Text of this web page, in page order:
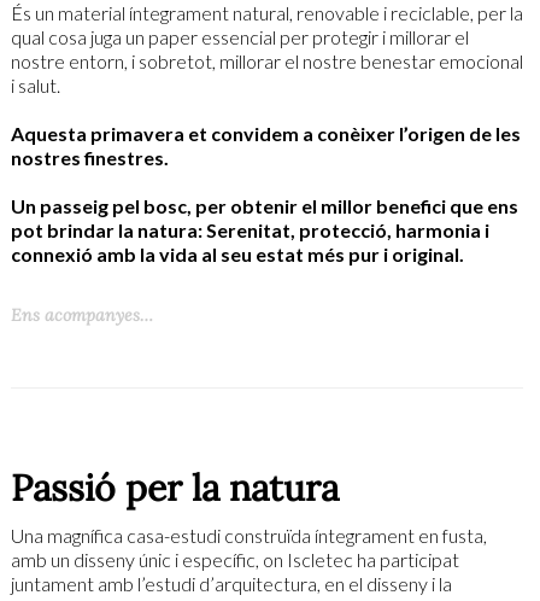
És un material íntegrament natural, renovable i reciclable, per la
qual cosa juga un paper essencial per protegir i millorar el
nostre entorn, i sobretot, millorar el nostre benestar emocional
i salut.
Aquesta primavera et convidem a conèixer l’origen de les
nostres finestres.
Un passeig pel bosc, per obtenir el millor benefici que ens
pot brindar la natura: Serenitat, protecció, harmonia i
connexió amb la vida al seu estat més pur i original.
Ens acompanyes…
Passió per la natura
Una magnífica casa-estudi construïda íntegrament en fusta,
amb un disseny únic i específic, on Iscletec ha participat
juntament amb l’estudi d’arquitectura, en el disseny i la